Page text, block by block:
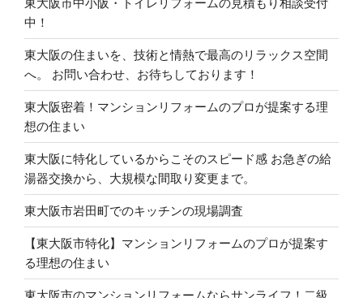
中！
東大阪の住まいを、技術と情熱で最高のリラックス空間
へ。 お問い合わせ、お待ちしております！
東大阪密着！マンションリフォームのプロが提案する理
想の住まい
東大阪に特化しているからこそのスピード感 お急ぎの給
湯器交換から、大規模な間取り変更まで。
東大阪市岩田町でのキッチンの現場調査
【東大阪市特化】マンションリフォームのプロが提案す
る理想の住まい
東大阪市のマンションリフォームならサンライフ！二級